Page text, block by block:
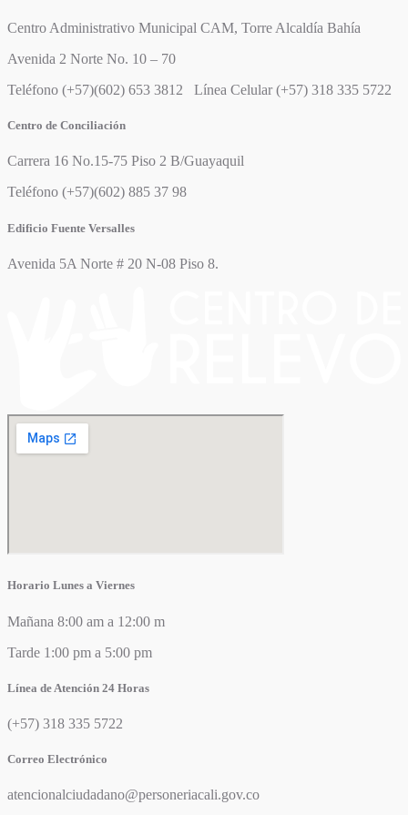
Centro Administrativo Municipal CAM, Torre Alcaldía Bahía
Avenida 2 Norte No. 10 – 70
Teléfono (+57)(602) 653 3812 Línea Celular (+57) 318 335 5722
Centro de Conciliación
Carrera 16 No.15-75 Piso 2 B/Guayaquil
Teléfono (+57)(602) 885 37 98
Edificio Fuente Versalles
Avenida 5A Norte # 20 N-08 Piso 8.
Horario Lunes a Viernes
Mañana 8:00 am a 12:00 m
Tarde 1:00 pm a 5:00 pm
Línea de Atención 24 Horas
(+57) 318 335 5722
Correo Electrónico
atencionalciudadano@personeriacali.gov.co